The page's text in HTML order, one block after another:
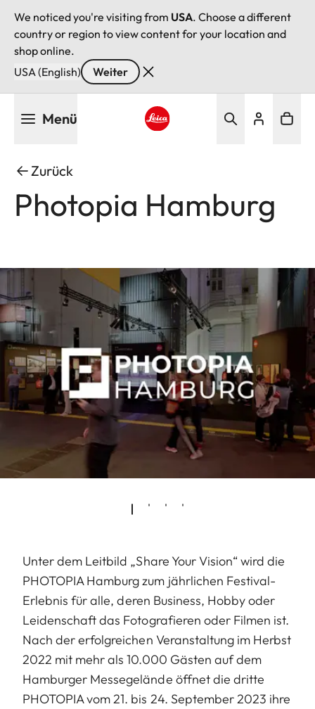
We noticed you're visiting from USA. Choose a different
country or region to view content for your location and
shop online.
USA (English)
Weiter
Menü
Zurück
Photopia Hamburg
Unter dem Leitbild „Share Your Vision“ wird die
PHOTOPIA Hamburg zum jährlichen Festival-
Erlebnis für alle, deren Business, Hobby oder
Leidenschaft das Fotografieren oder Filmen ist.
Nach der erfolgreichen Veranstaltung im Herbst
2022 mit mehr als 10.000 Gästen auf dem
Hamburger Messegelände öffnet die dritte
PHOTOPIA vom 21. bis 24. September 2023 ihre